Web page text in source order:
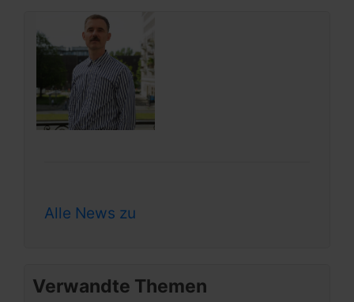
Alle News zu
Verwandte Themen